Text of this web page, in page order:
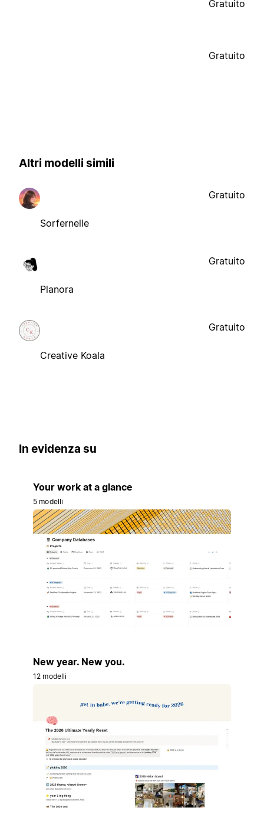
Gratuito
Gratuito
Altri modelli simili
Sorfernelle
Gratuito
Planora
Gratuito
Creative Koala
Gratuito
In evidenza su
Your work at a glance
5 modelli
New year. New you.
12 modelli